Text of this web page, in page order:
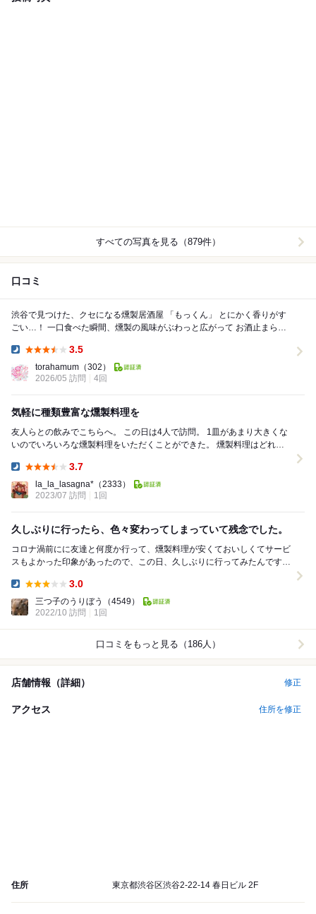
すべての写真を見る（879件）
口コミ
渋谷で見つけた、クセになる燻製居酒屋 「もっくん」 とにかく香りがす
ごい…！ 一口食べた瞬間、燻製の風味がぶわっと広がって お酒止まらな
3.5
torahamum （302）
2026/05 訪問
4回
気軽に種類豊富な燻製料理を
友人らとの飲みでこちらへ。 この日は4人で訪問。 1皿があまり大きくな
いのでいろいろな燻製料理をいただくことができた。 燻製料理はどれも
3.7
la_la_lasagna* （2333）
2023/07 訪問
1回
久しぶりに行ったら、色々変わってしまっていて残念でした。
コロナ渦前にに友達と何度か行って、燻製料理が安くておいしくてサービ
スもよかった印象があったので、この日、久しぶりに行ってみたんです
3.0
三つ子のうりぼう
（4549）
2022/10 訪問
1回
口コミをもっと見る（186人）
店舗情報（詳細） 修正
アクセス 住所を修正
住所 東京都渋谷区渋谷2-22-14 春日ビル 2F